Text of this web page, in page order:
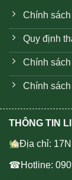
Chính
Quy định
Chính
Chính sách
THÔNG TIN
Địa chỉ:
☎Hotline: